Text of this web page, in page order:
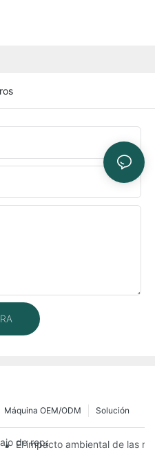
Solución
Máquina OEM/ODM
de reparación de móviles con
El impacto ambiental de las